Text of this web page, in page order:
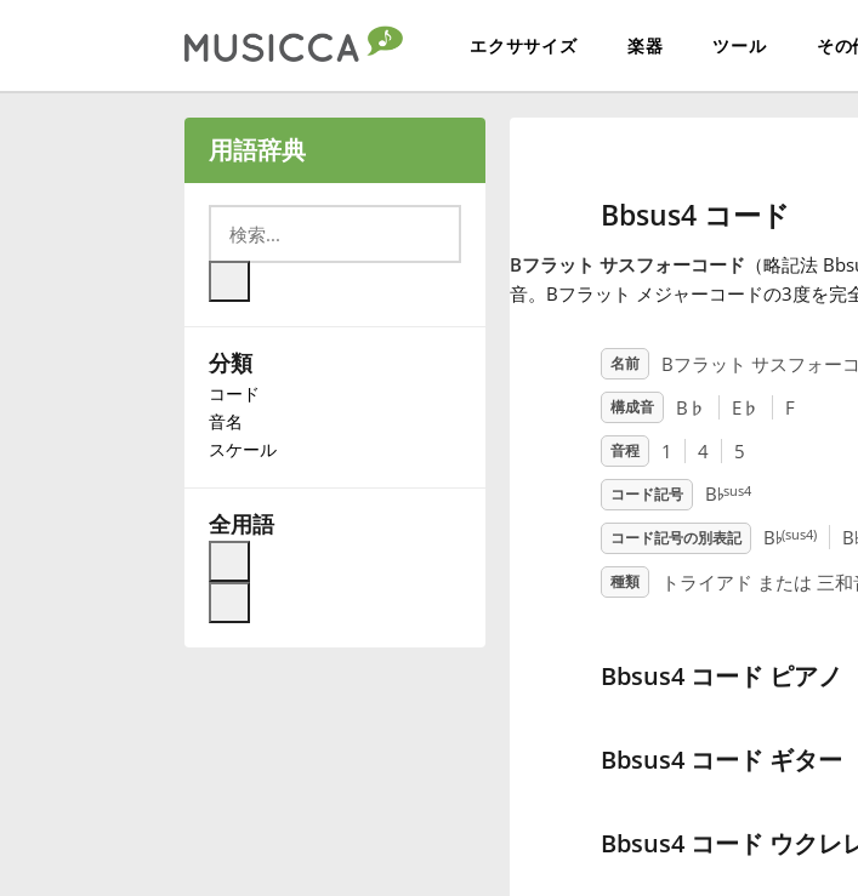
エクササイズ 楽器 ツール その
Български
Deutsch
Español
Français
用語辞典
分類
コード
音名
スケール
全用語
Bbsus4 コード
Bフラット サスフォーコード （略記法
音。Bフラット メジャーコードの3度を完
名前 Bフラット サスフォー
構成音 B ♭ E♭ F
音程 1 4 5
コード記号 B♭sus4
コード記号の別表記 B♭(sus4) B
種類 トライアド または 三和
Bbsus4 コード ピアノ
Bbsus4 コード ギター
Bbsus4 コード ウクレ